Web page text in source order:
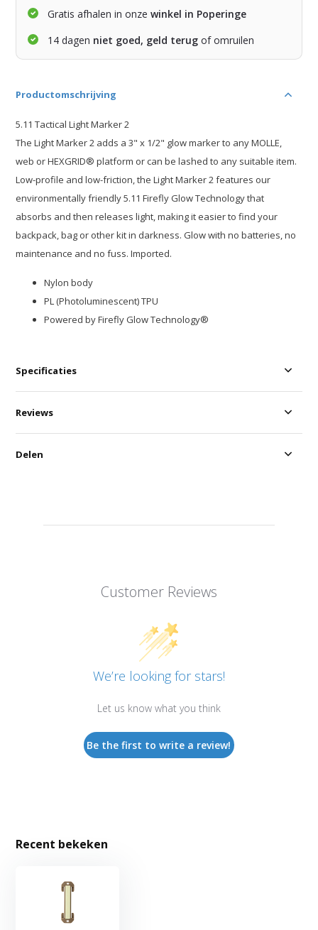
Gratis afhalen in onzewinkel in Poperinge
14 dagen niet goed, geld terug of omruilen
Productomschrijving
5.11 Tactical Light Marker 2
The Light Marker 2 adds a 3" x 1/2" glow marker to any MOLLE,
web or HEXGRID® platform or can be lashed to any suitable item.
Low-profile and low-friction, the Light Marker 2 features our
environmentally friendly 5.11 Firefly Glow Technology that
absorbs and then releases light, making it easier to find your
backpack, bag or other kit in darkness. Glow with no batteries, no
maintenance and no fuss. Imported.
Nylon body
PL (Photoluminescent) TPU
Powered by Firefly Glow Technology®
Specificaties
Customer Reviews
We’re looking for stars!
Let us know what you think
Be the first to write a review!
Reviews
Delen
Recent bekeken